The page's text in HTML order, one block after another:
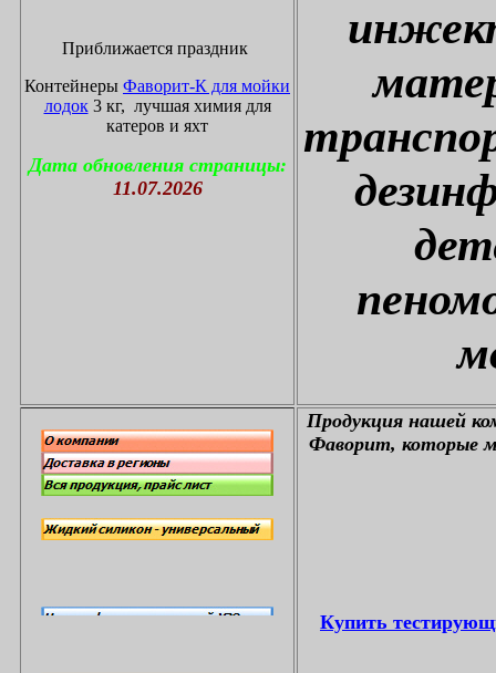
Приближается праздник
Контейнеры Фаворит-К для мойки
лодок3 кг, лучшая химия для
катеров и яхт
Дата обновления страницы:
11.07.2026
Продукция нашей
Фаворит, которые
Купить